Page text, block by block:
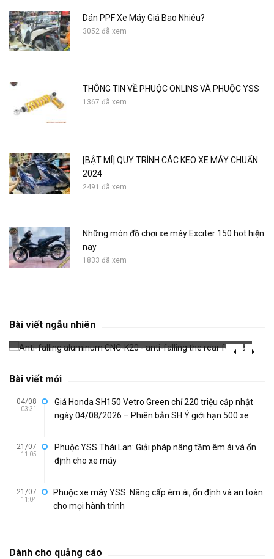
Dán PPF Xe Máy Giá Bao Nhiêu?
3052 đã xem
THÔNG TIN VỀ PHUỘC ONLINS VÀ PHUỘC YSS
1367 đã xem
[BẬT MÍ] QUY TRÌNH CÁC KEO XE MÁY CHUẨN
2024
2491 đã xem
Những món đồ chơi xe máy Exciter 150 hot hiện
nay
1833 đã xem
Bài viết ngẫu nhiên
the rear footrest
Bài viết mới
04/08
03:31
Giá Honda SH150 Vetro Green chỉ 220 triệu cập nhật
ngày 04/08/2026 – Phiên bản SH Ý giới hạn 500 xe
21/07
11:05
Phuộc YSS Thái Lan: Giải pháp nâng tầm êm ái và ổn
định cho xe máy
21/07
11:04
Phuộc xe máy YSS: Nâng cấp êm ái, ổn định và an toàn
cho mọi hành trình
Dành cho quảng cáo